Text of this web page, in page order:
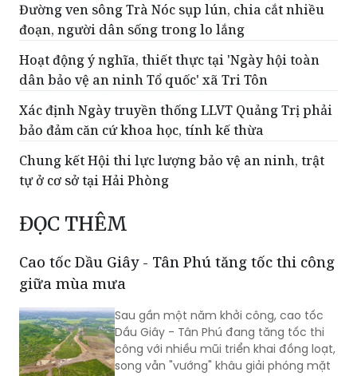
Đường ven sông Trà Nóc sụp lún, chia cắt nhiều
đoạn, người dân sống trong lo lắng
Hoạt động ý nghĩa, thiết thực tại 'Ngày hội toàn
dân bảo vệ an ninh Tổ quốc' xã Tri Tôn
Xác định Ngày truyền thống LLVT Quảng Trị phải
bảo đảm căn cứ khoa học, tính kế thừa
Chung kết Hội thi lực lượng bảo vệ an ninh, trật
tự ở cơ sở tại Hải Phòng
ĐỌC THÊM
Cao tốc Dầu Giây - Tân Phú tăng tốc thi công
giữa mùa mưa
Sau gần một năm khởi công, cao tốc
Dầu Giây - Tân Phú đang tăng tốc thi
công với nhiều mũi triển khai đồng loạt,
song vẫn "vướng" khâu giải phóng mặt